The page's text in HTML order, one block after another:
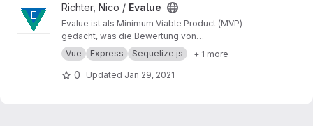
View Evalue project
Richter, Nico / Evalue
Evalue ist als Minimum Viable Product (MVP)
gedacht, was die Bewertung von
audiovisuellen Medien vereinfacht, um
großflächig quantitative Umfragen durchführen
zu können.
Vue Express Sequelize.js + 1 more
0 Updated Jan 29, 2021